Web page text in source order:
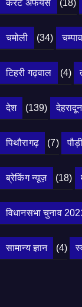
कर्रेंट अफेयर्स (18)
चमोली (34)
टिहरी गढ़वाल (4)
देश (139) देहरादून
पिथौरागढ़ (7)
ब्रेकिंग न्यूज़ (18)
विधानसभा चुनाव
सामान्य ज्ञान (4)